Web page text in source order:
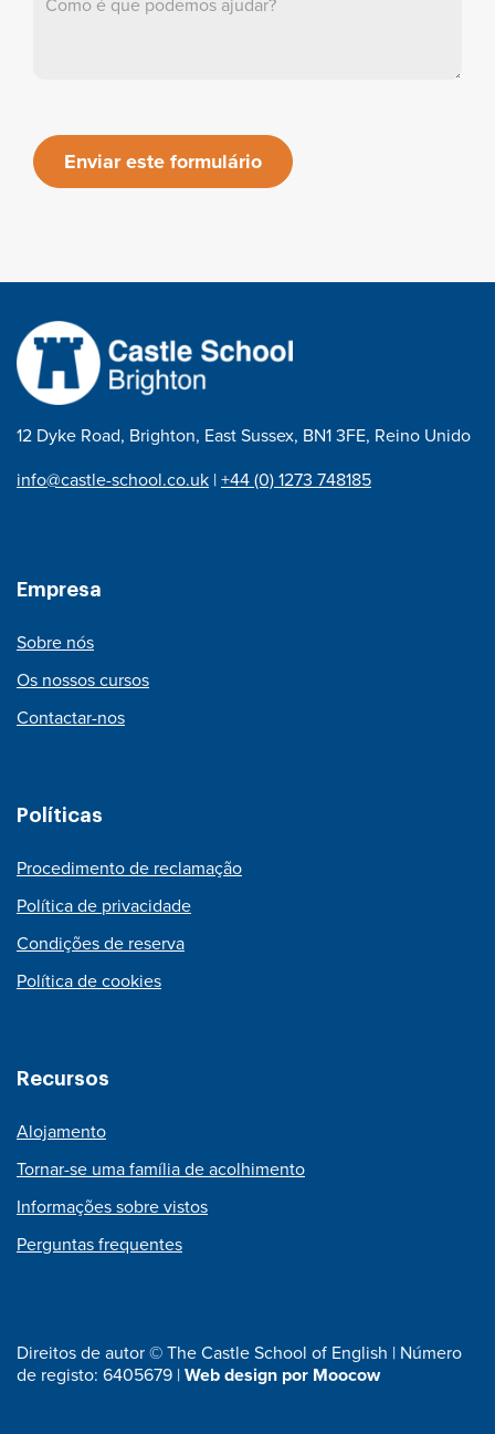
Enviar este formulário
12 Dyke Road, Brighton, East Sussex, BN1 3FE, Reino Unido
info@castle-school.co.uk |+44 (0) 1273 748185
Empresa
Sobre nós
Os nossos cursos
Contactar-nos
Políticas
Procedimento de reclamação
Política de privacidade
Condições de reserva
Política de cookies
Recursos
Alojamento
Tornar-se uma família de acolhimento
Informações sobre vistos
Perguntas frequentes
Direitos de autor © The Castle School of English | Número
de registo: 6405679 |Web design por Moocow